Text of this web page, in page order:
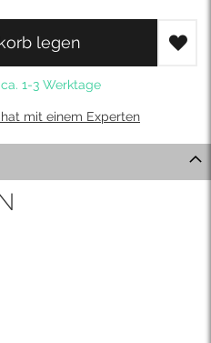
legen
1-3 Werktage
mit einem Experten